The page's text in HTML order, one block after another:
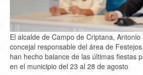
El alcalde de Campo de Criptana,
concejal responsable del área de
han hecho balance de las últimas fiestas
en el municipio del 23 al 28 de agosto